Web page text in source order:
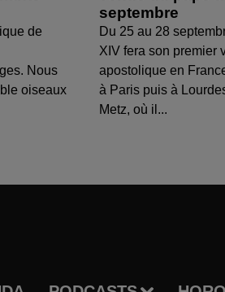
de
Nous
oiseaux
septembre
Du 25 au 28
XIV fera son premier
apostolique en
à Paris puis à
Metz, où il...